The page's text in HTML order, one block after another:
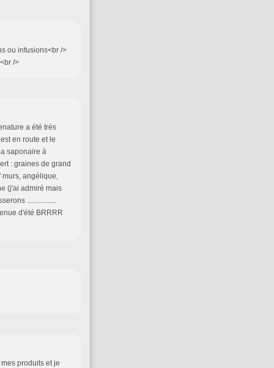
ou infusions<br />
/>
a été très
en route et le
saponaire à
: graines de grand
murs, angélique,
(j'ai admiré mais
................
d'été BRRRR
produits et je